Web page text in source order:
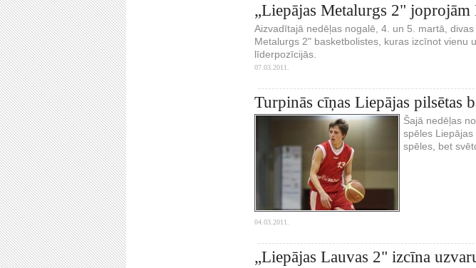
„Liepājas Metalurgs 2"
Aizvadītajā nedēļas nogalē, 4. un 5. martā,
Metalurgs 2" basketbolistes, kuras izcīnot vienu
līderpozīcijās.
07.03.2011.
Turpinās cīņas Liepājas pilsētas
Šajā nedēļas
spēles
spēles, bet
04.03.2011.
„Liepājas Lauvas 2" izcīna